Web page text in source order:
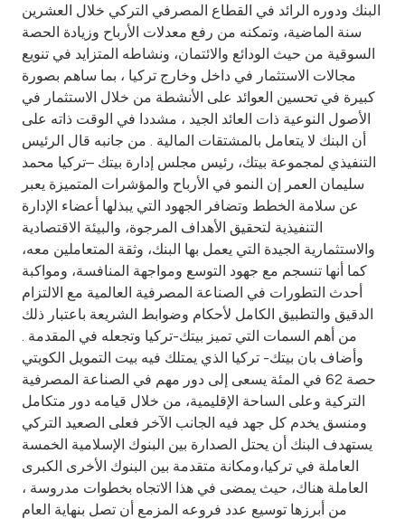
Contact us
Branch & ATM locator
Germany
Malaysia
Turkey
Egypt
UK
Kingdom of Bahrain
البنك ودوره الرائد في القطاع المصرفي التركي خلال العشرين
سنة الماضية، وتمكنه من رفع معدلات الأرباح وزيادة الحصة
السوقية من حيث الودائع والائتمان، ونشاطه المتزايد في تنويع
مجالات الاستثمار في داخل وخارج تركيا ، بما ساهم بصورة
كبيرة في تحسين العوائد على الأنشطة من خلال الاستثمار في
الأصول النوعية ذات العائد الجيد ، مشددا في الوقت ذاته على
أن البنك لا يتعامل بالمشتقات المالية . من جانبه قال الرئيس
التنفيذي لمجموعة بيتك، رئيس مجلس إدارة بيتك –تركيا محمد
سليمان العمر إن النمو في الأرباح والمؤشرات المتميزة يعبر
عن سلامة الخطط وتضافر الجهود التي يبذلها أعضاء الإدارة
التنفيذية لتحقيق الأهداف المرجوة، والبيئة الاقتصادية
والاستثمارية الجيدة التي يعمل بها البنك، وثقة المتعاملين معه،
كما أنها تنسجم مع جهود التوسع ومواجهة المنافسة، ومواكبة
أحدث التطورات في الصناعة المصرفية العالمية مع الالتزام
الدقيق والتطبيق الكامل لأحكام وضوابط الشريعة باعتبار ذلك
من أهم السمات التي تميز بيتك-تركيا وتجعله في المقدمة .
وأضاف بان بيتك- تركيا الذي يمتلك فيه بيت التمويل الكويتي
حصة 62 في المئة يسعى إلى دور مهم في الصناعة المصرفية
التركية وعلى الساحة الإقليمية، من خلال قيامه دور متكامل
ومنسق يخدم كل جهد فيه الجانب الآخر فعلى الصعيد التركي
يستهدف البنك أن يحتل الصدارة بين البنوك الإسلامية الخمسة
العاملة في تركيا،ومكانة متقدمة بين البنوك الأخرى الكبرى
العاملة هناك، حيث يمضى في هذا الاتجاه بخطوات مدروسة ،
من أبرزها توسيع عدد فروعه المزمع أن تصل بنهاية العام